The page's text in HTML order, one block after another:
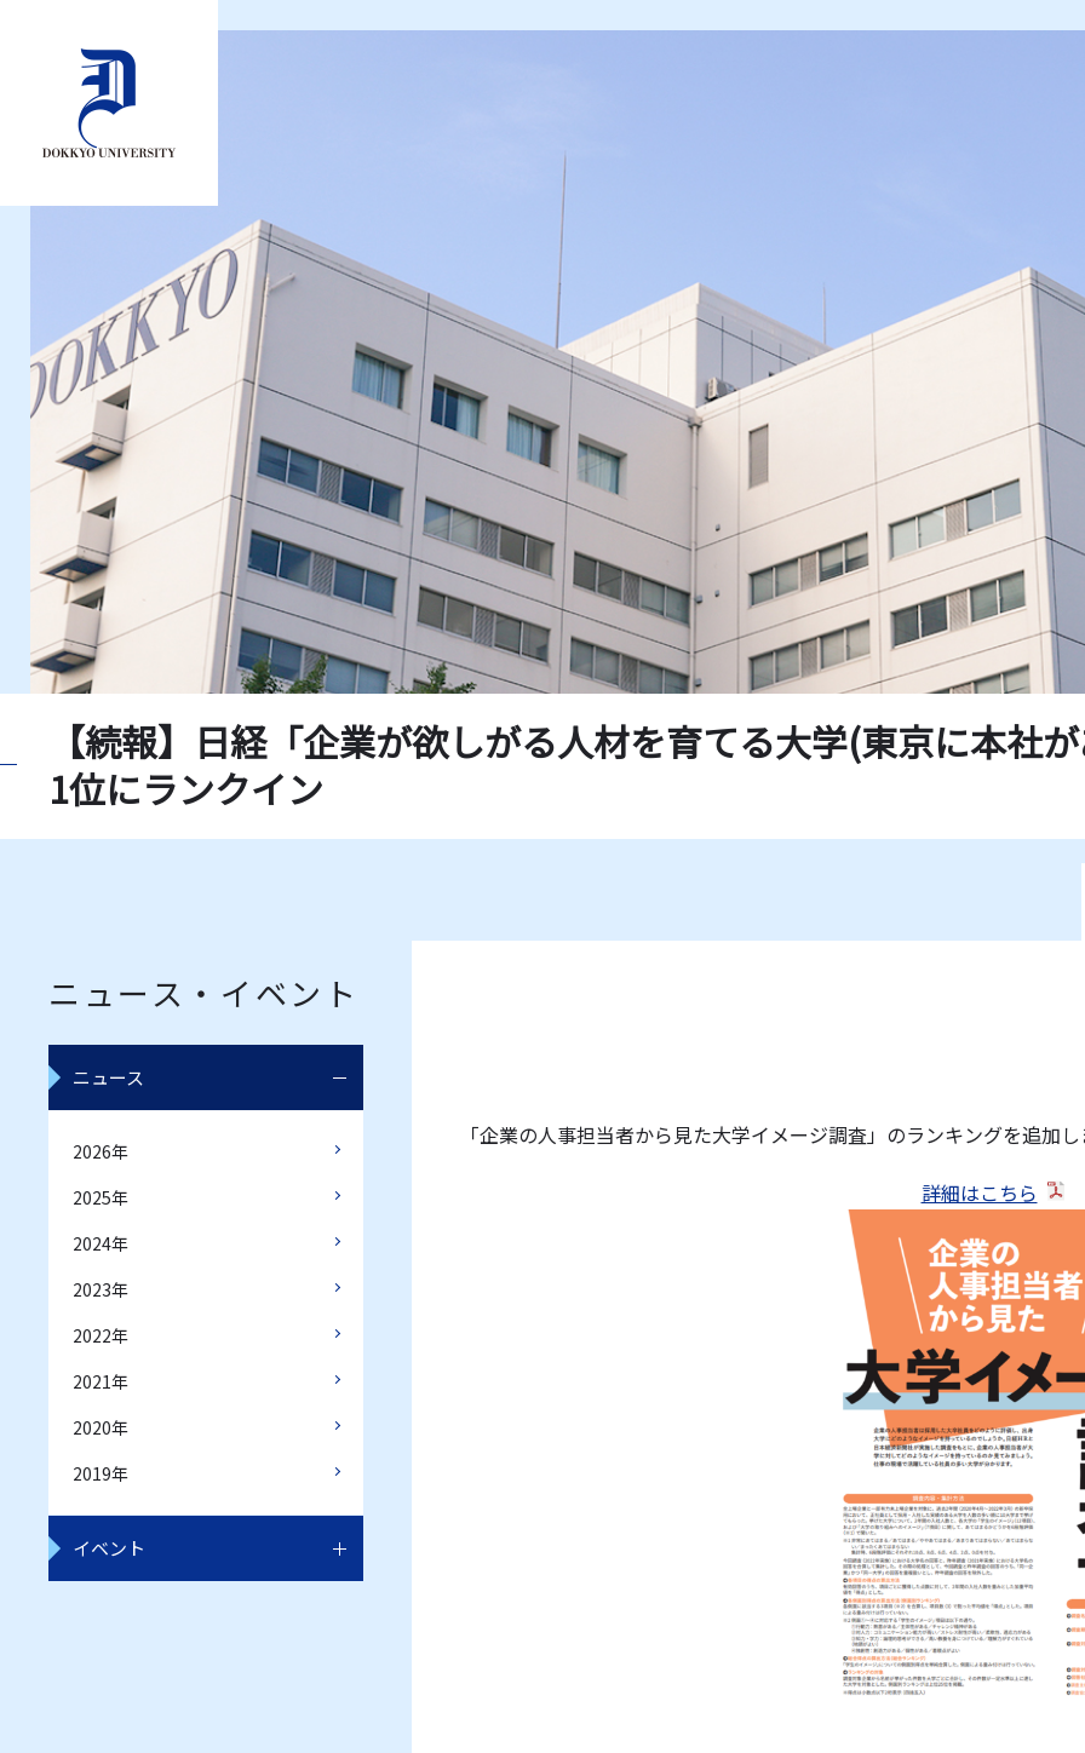
【続報】日経「企業が欲しがる人材を育てる大学(東京に本社
1位にランクイン
ニュース・イベント
ニュース
2026年
2025年
2024年
2023年
2022年
2021年
2020年
2019年
イベント
「企業の人事担当者から見た大学イメージ調査」のランキングを追加
詳細はこちら